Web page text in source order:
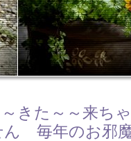
きた～～来ち
ん 毎年のお邪